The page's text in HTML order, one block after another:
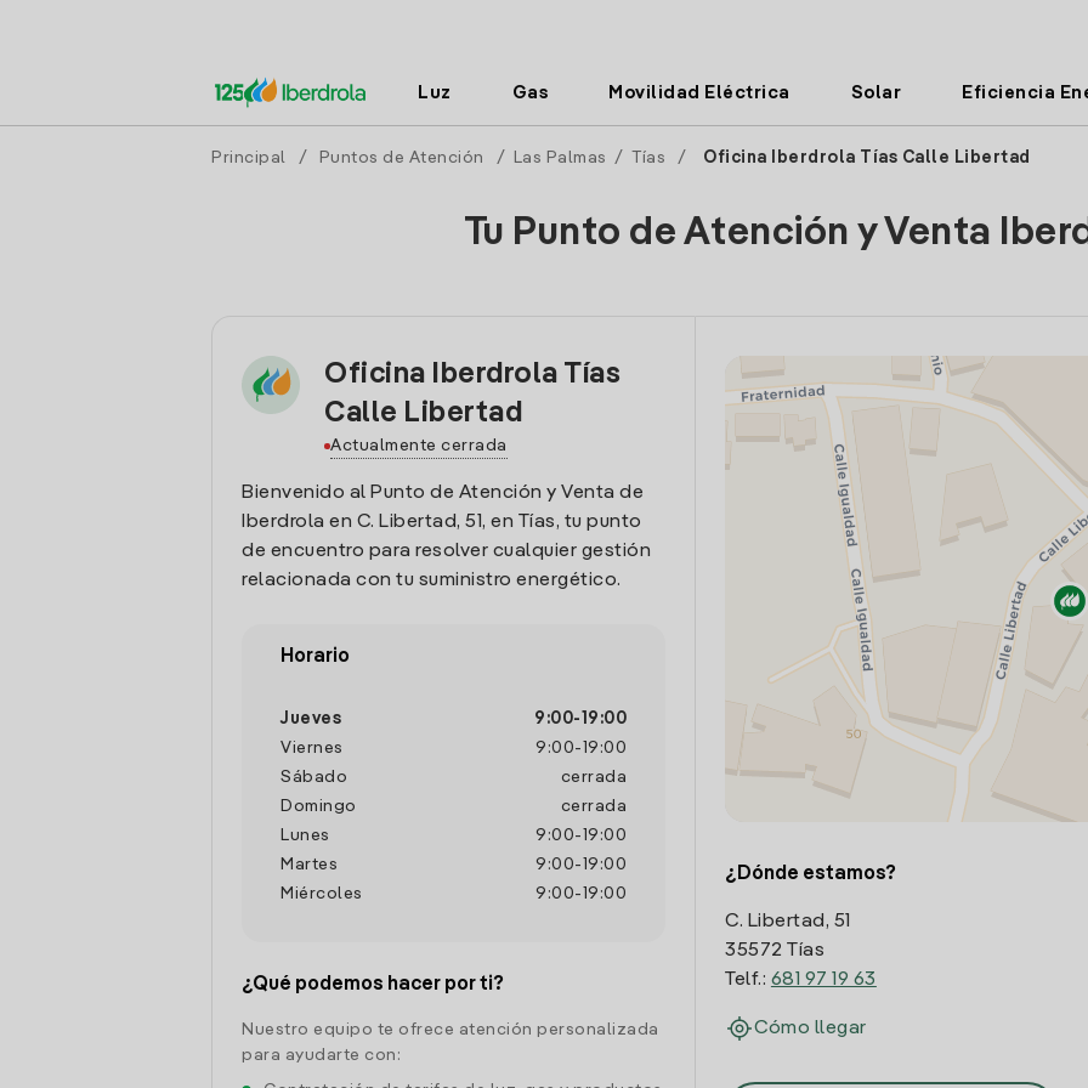
Luz Gas Movilidad Eléctrica Solar Eficiencia
Principal / Puntos de Atención / Las Palmas / Tías / Oficina Iberdrola Tías Calle Libertad
Tu Punto de Atención y Venta
Oficina Iberdrola Tías
Calle Libertad
Actualmente cerrada
Bienvenido al Punto de Atención y Venta de
Iberdrola en C. Libertad, 51, en Tías, tu punto
de encuentro para resolver cualquier gestión
relacionada con tu suministro energético.
Horario
Jueves 9:00- 19:00
Viernes
9:00- 19:00
Sábado
cerrada
Domingo
cerrada
Lunes
9:00- 19:00
Martes
9:00- 19:00
Miércoles
9:00- 19:00
¿Qué podemos hacer por ti?
Nuestro equipo te ofrece atención personalizada
para ayudarte con:
¿Dónde estamos?
C. Libertad, 51
35572 Tías
Telf.: 681 97 19 63
Cómo llegar